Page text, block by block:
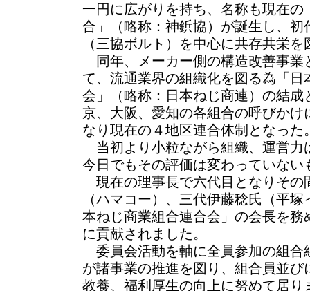
一円に広がりを持ち、名称も現在の
合」（略称：神鋲協）が誕生し、初
（三協ボルト）を中心に共存共栄
同年、メーカー側の構造改善事業
て、流通業界の組織化を図る為「日
会」（略称：日本ねじ商連）の結成
京、大阪、愛知の各組合の呼びかけ
なり現在の４地区連合体制となった
当初より小粒ながら組織、運営力
今日でもその評価は変わっていない
現在の理事長で六代目となりその
（ハマコー）、三代伊藤稔氏（平
本ねじ商業組合連合会」の会長を務
に貢献されました。
委員会活動を軸に全員参加の組合
が諸事業の推進を図り、組合員並び
教養、福利厚生の向上に努めて居り